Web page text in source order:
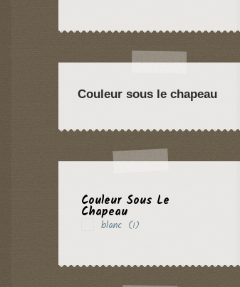
Couleur sous le chapeau
Couleur Sous Le
Chapeau
blanc (1)